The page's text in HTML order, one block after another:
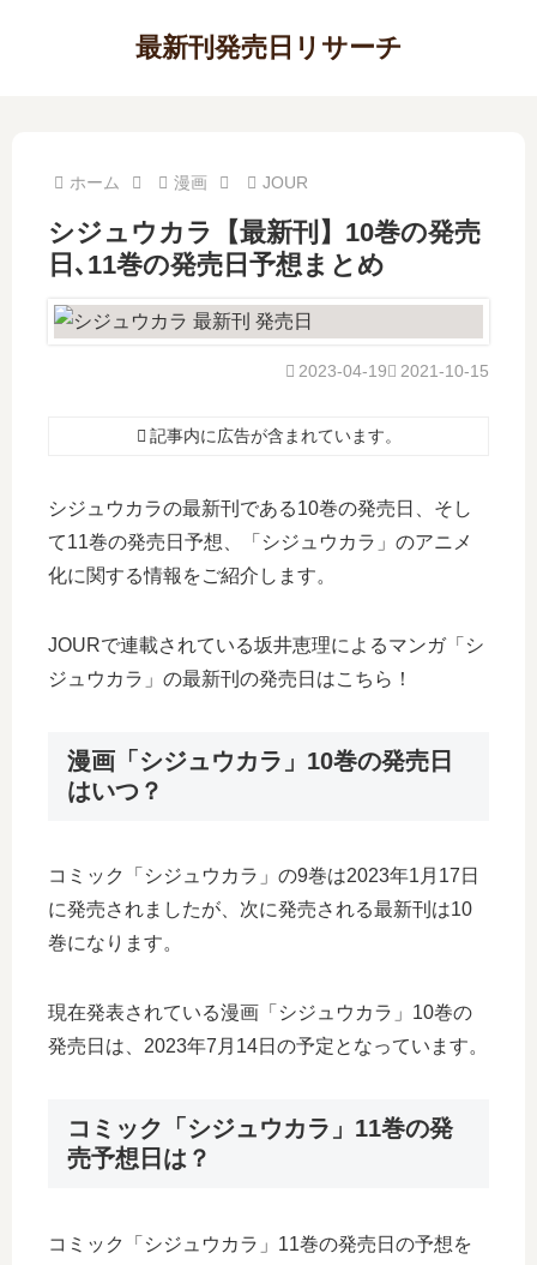
最新刊発売日リサーチ
ホーム 漫画 JOUR
シジュウカラ【最新刊】10巻の発売
日､11巻の発売日予想まとめ
2021-10-15
2023-04-19
記事内に広告が含まれています。
シジュウカラの最新刊である10巻の発売日、そし
て11巻の発売日予想、「シジュウカラ」のアニメ
化に関する情報をご紹介します。
JOURで連載されている坂井恵理によるマンガ「シ
ジュウカラ」の最新刊の発売日はこちら！
漫画「シジュウカラ」10巻の発売日
はいつ？
コミック「シジュウカラ」の9巻は2023年1月17日
に発売されましたが、次に発売される最新刊は10
巻になります。
現在発表されている漫画「シジュウカラ」10巻の
発売日は、2023年7月14日の予定となっています。
コミック「シジュウカラ」11巻の発
売予想日は？
コミック「シジュウカラ」11巻の発売日の予想を